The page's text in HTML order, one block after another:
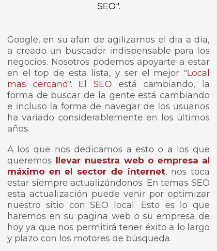
SEO".
Google, en su afan de agilizarnos el dia a dia,
a creado un buscador indispensable para los
negocios. Nosotros podemos apoyarte a estar
en el top de esta lista, y ser el mejor "Local
mas cercano". ElSEO
está cambiando, la
forma de buscar de la gente está cambiando
e incluso la forma de navegar de los usuarios
ha variado considerablemente en los últimos
años.
A los que nos dedicamos a esto o a los que
queremos llevar nuestra web o empresa al
máximo en el sector de internet, nos toca
estar siempre actualizándonos. En temas SEO
esta actualización puede venir por optimizar
nuestro sitio con SEO local. Esto es lo que
haremos en su pagina web o su empresa de
hoy ya que nos permitirá tener éxito a lo largo
y plazo con los motores de búsqueda.